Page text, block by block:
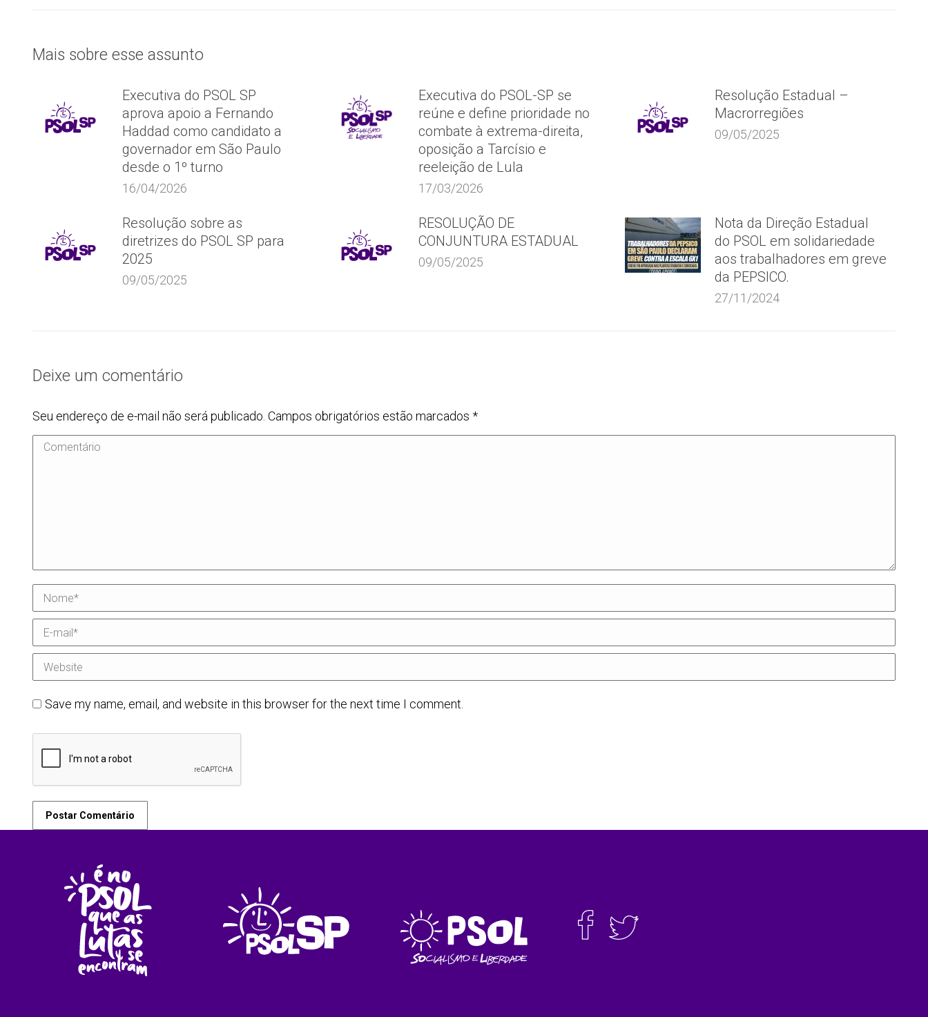
Mais sobre esse assunto
Executiva do PSOL SP
aprova apoio a Fernando
Haddad como candidato a
governador em São Paulo
desde o 1º turno
16/04/2026
Executiva do PSOL-SP se
reúne e define prioridade no
combate à extrema-direita,
oposição a Tarcísio e
reeleição de Lula
17/03/2026
Resolução Estadual –
Macrorregiões
09/05/2025
Resolução sobre as
diretrizes do PSOL SP para
2025
09/05/2025
RESOLUÇÃO DE
CONJUNTURA ESTADUAL
09/05/2025
Nota da Direção Estadual
do PSOL em solidariedade
aos trabalhadores em greve
da PEPSICO.
27/11/2024
Deixe um comentário
Seu endereço de e-mail não será publicado. Campos obrigatórios estão marcados *
Comentário
Nome *
E-mail *
Website
Save my name, email, and website in this browser for the next time I comment.
Postar Comentário